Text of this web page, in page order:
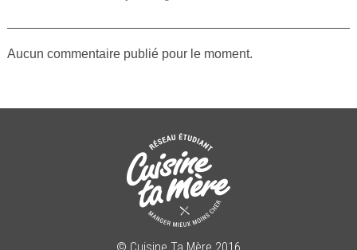
Aucun commentaire publié pour le moment.